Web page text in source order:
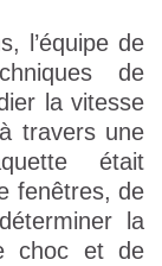
l’équipe de
de
la vitesse
travers une
était
fenêtres, de
la
choc et de